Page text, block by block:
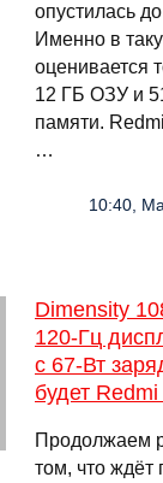
опустилась
Именно в
оценивается
12 ГБ ОЗУ и
памяти.
…
10:40,
Dimensity
120-Гц
с 67-Вт
будет
Продолжаем
том, что ждёт